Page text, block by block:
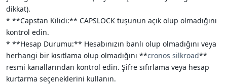
dikkat).
* **Capstan Kilidi:** CAPSLOCK tuşunun açık olup olmadığını
kontrol edin.
* **Hesap Durumu:** Hesabınızın banlı olup olmadığını veya
herhangi bir kısıtlama olup olmadığını **cronos silkroad**
resmi kanallarından kontrol edin. Şifre sıfırlama veya hesap
kurtarma seçeneklerini kullanın.